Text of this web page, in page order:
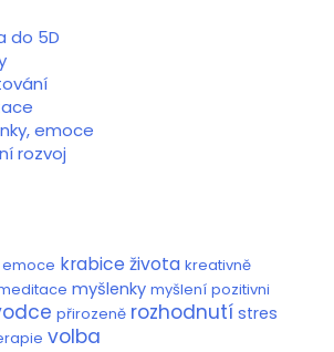
do 5D
emoce
rozvoj
emoce krabice života kreativně
myšlenky myšlení pozitivni
přirozeně rozhodnutí stres
volba